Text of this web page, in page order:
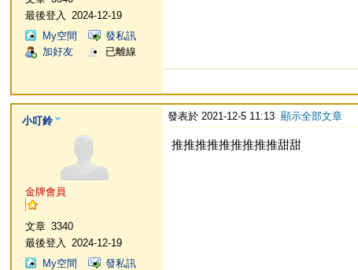
最後登入
2024-12-19
My空間
發私訊
加好友
已離線
小叮鈴
金牌會員
文章 3340
最後登入
2024-12-19
My空間
發私訊
發表於 2021-12-5 11:13顯示全部文章
推推推推推推推推推甜甜